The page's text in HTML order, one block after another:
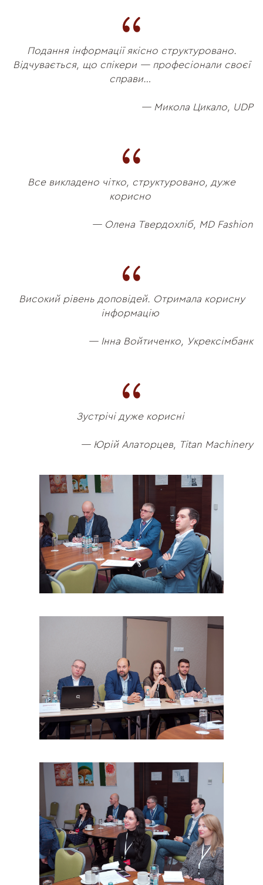
Подання інформації якісно структуровано.
Відчувається, що спікери — професіонали своєї
справи…
— Микола Цикало, UDP
Все викладено чітко, структуровано, дуже
корисно
— Олена Твердохліб, MD Fashion
Високий рівень доповідей. Отримала корисну
інформацію
— Інна Войтиченко, Укрексімбанк
Зустрічі дуже корисні
— Юрій Алаторцев, Titan Machinery